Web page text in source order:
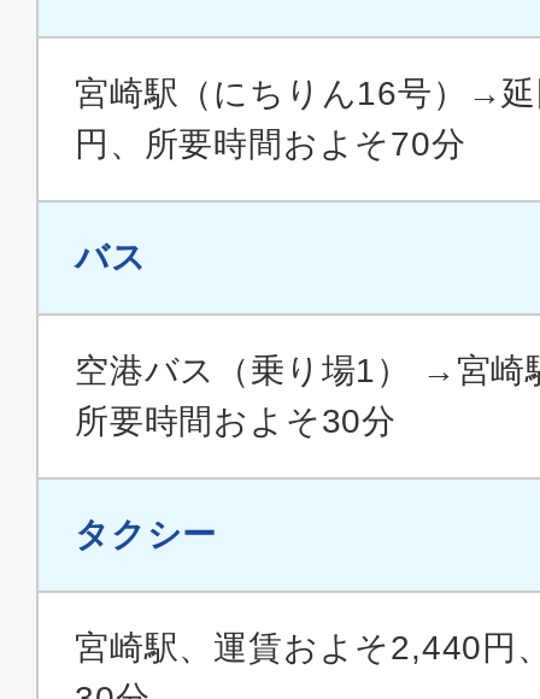
宮崎駅（にちりん16号）→
円、所要時間およそ70分
バス
空港バス（乗り場1） →宮崎
所要時間およそ30分
タクシー
宮崎駅、運賃およそ2,440円